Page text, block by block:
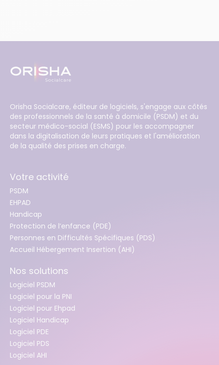
Orisha Socialcare, éditeur de logiciels, s'engage aux côtés
des professionnels de la santé à domicile (PSDM) et du
secteur médico-social (ESMS) pour les accompagner
dans la digitalisation de leurs pratiques et l'amélioration
de la qualité des prises en charge.
Votre activité
PSDM
EHPAD
Handicap
Protection de l’enfance (PDE)
Personnes en Difficultés Spécifiques (PDS)
Accueil Hébergement Insertion (AHI)
Nos solutions
Logiciel PSDM
Logiciel pour la PNI
Logiciel pour Ehpad
Logiciel Handicap
Logiciel PDE
Logiciel PDS
Logiciel AHI